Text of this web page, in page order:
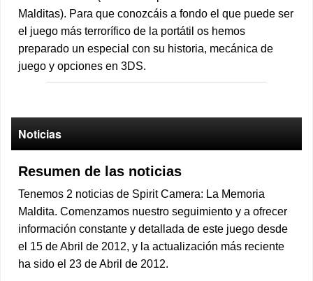
Malditas). Para que conozcáis a fondo el que puede ser
el juego más terrorífico de la portátil os hemos
preparado un especial con su historia, mecánica de
juego y opciones en 3DS.
Noticias
Resumen de las noticias
Tenemos 2 noticias de Spirit Camera: La Memoria
Maldita. Comenzamos nuestro seguimiento y a ofrecer
información constante y detallada de este juego desde
el 15 de Abril de 2012, y la actualización más reciente
ha sido el 23 de Abril de 2012.